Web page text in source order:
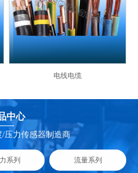
电线电缆
中心
压力传感器制造商
系列 流量系列